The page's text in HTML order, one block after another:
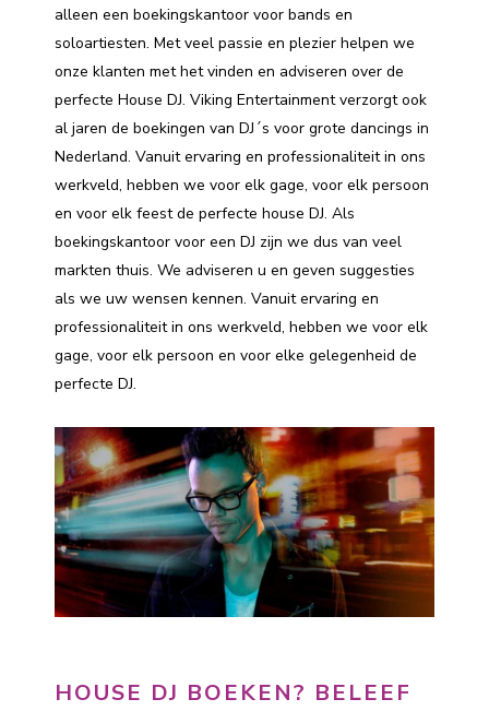
alleen een boekingskantoor voor bands en
soloartiesten. Met veel passie en plezier helpen we
onze klanten met het vinden en adviseren over de
perfecte House DJ. Viking Entertainment verzorgt ook
al jaren de boekingen van DJ´s voor grote dancings in
Nederland. Vanuit ervaring en professionaliteit in ons
werkveld, hebben we voor elk gage, voor elk persoon
en voor elk feest de perfecte house DJ. Als
boekingskantoor voor een DJ zijn we dus van veel
markten thuis. We adviseren u en geven suggesties
als we uw wensen kennen. Vanuit ervaring en
professionaliteit in ons werkveld, hebben we voor elk
gage, voor elk persoon en voor elke gelegenheid de
perfecte DJ.
HOUSE DJ BOEKEN? BELEEF